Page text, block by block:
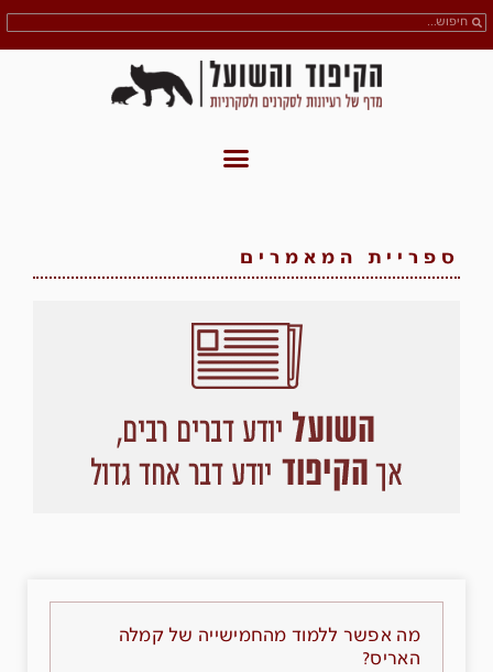
ספריית המאמרים
מה אפשר ללמוד מהחמישייה של קמלה
האריס?